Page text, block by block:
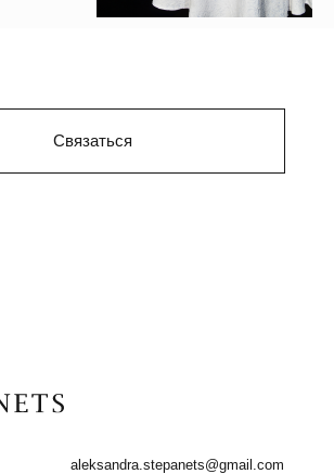
Связаться
aleksandra.stepanets@gmail.com